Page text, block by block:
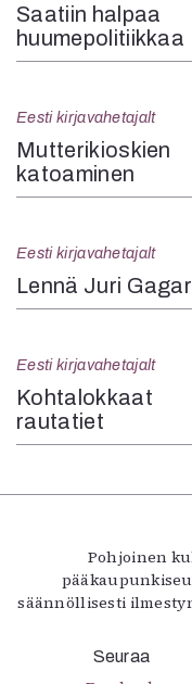
Saatiin halpaa
huumepolitiikkaa
Eesti kirjavahetajalt
Mutteri­kioskien
katoaminen
Eesti kirjavahetajalt
Lennä Juri
Eesti kirjavahetajalt
Kohtalokkaat
rautatiet
Pohjoinen
säännöllisesti
Seuraa